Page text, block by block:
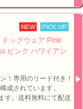
NEW PICK UP
ッグウェア Pink
ピンク ハワイアン
！専用のリード付き！
成されています。
す。送料無料にて配送